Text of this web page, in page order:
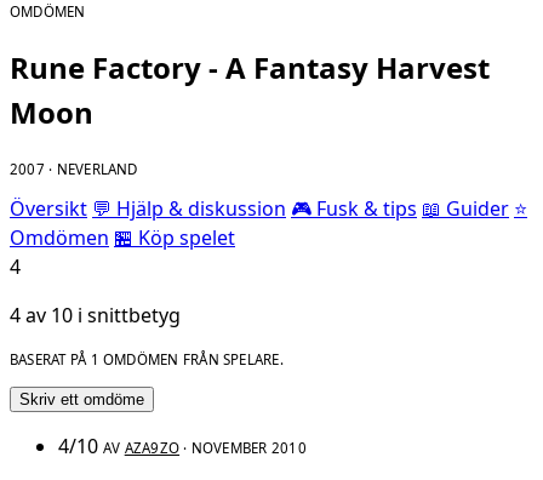
OMDÖMEN
Rune Factory - A Fantasy Harvest
Moon
2007 · NEVERLAND
Översikt 💬 Hjälp & diskussion 🎮 Fusk & tips 📖 Guider ⭐
Omdömen 🏪 Köp spelet
4
4 av 10 i snittbetyg
BASERAT PÅ 1 OMDÖMEN FRÅN SPELARE.
Skriv ett omdöme
4/10 AV AZA9ZO · NOVEMBER 2010